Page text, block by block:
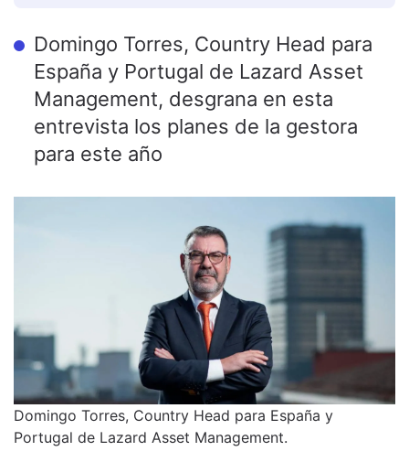
Domingo Torres, Country Head para
España y Portugal de Lazard Asset
Management, desgrana en esta
entrevista los planes de la gestora
para este año
Domingo Torres, Country Head para España y
Portugal de Lazard Asset Management.